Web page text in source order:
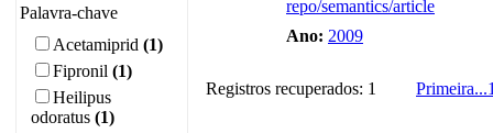
Palavra-chave
Acetamiprid (1)
Fipronil (1)
Heilipus
odoratus (1)
repo/semantics/article
Ano: 2009
Registros recuperados: 1 Primeira...